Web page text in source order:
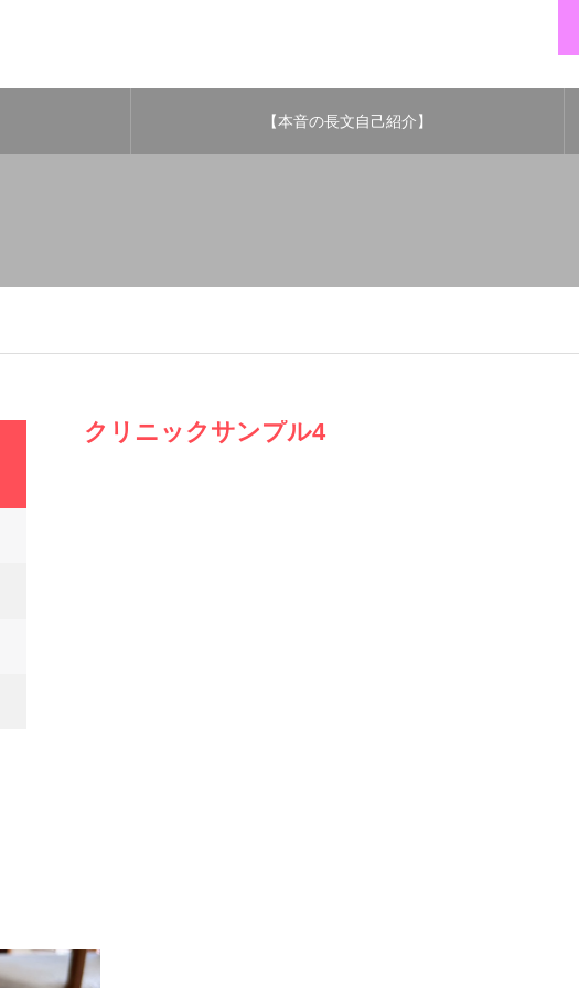
【本音の長文自己紹介】
クリニックサンプル4